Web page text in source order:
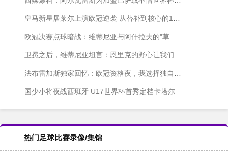
皇马新星居莱尔上演欧冠逆袭 从替补到核心的1030分钟奇迹
欧冠决赛点球暗战：维蒂尼亚与阿什拉夫的"草皮保卫战"
卫冕之后，维蒂尼亚坦言：恩里克的野心让我们停不下来
法布雷加斯独家回忆：欧冠资格夜，我选择独自等待
国少小将夜战西班牙 U17世界杯首秀定档卡塔尔
热门足球比赛录像/集锦